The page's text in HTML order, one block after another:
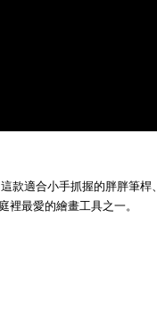
款適合小手抓握的胖胖筆桿
最愛的繪畫工具之一。